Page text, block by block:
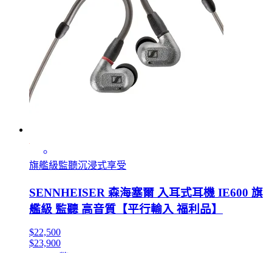
旗艦級監聽沉浸式享受
SENNHEISER 森海塞爾 入耳式耳機 IE600 旗
艦級 監聽 高音質【平行輸入 福利品】
$22,500
$23,900